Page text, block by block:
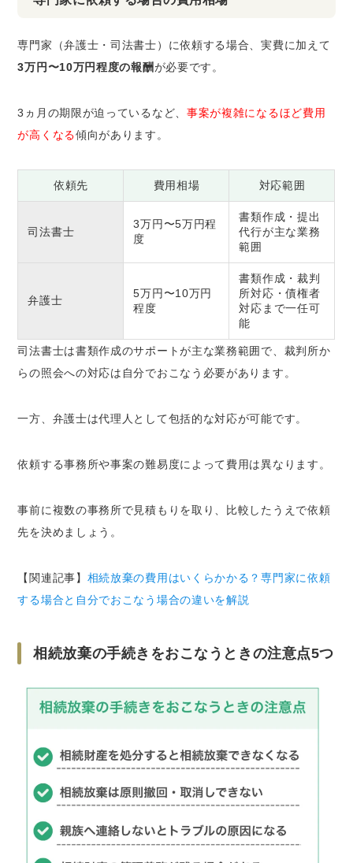
専門家（弁護士・司法書士）に依頼する場合、実費に加えて
3万円〜10万円程度の報酬が必要です。
3ヵ月の期限が迫っているなど、 事案が複雑になるほど費用
が高くなる傾向があります。
依頼先 費用相場 対応範囲
司法書士
3万円〜5万円程
度
書類作成・提出
代行が主な業務
範囲
弁護士
5万円〜10万円
程度
書類作成・裁判
所対応・債権者
対応まで一任可
能
司法書士は書類作成のサポートが主な業務範囲で、裁判所か
らの照会への対応は自分でおこなう必要があります。
一方、弁護士は代理人として包括的な対応が可能です。
依頼する事務所や事案の難易度によって費用は異なります。
事前に複数の事務所で見積もりを取り、比較したうえで依頼
先を決めましょう。
【関連記事】 相続放棄の費用はいくらかかる？専門家に依頼
する場合と自分でおこなう場合の違いを解説
相続放棄の手続きをおこなうときの注意点5つ